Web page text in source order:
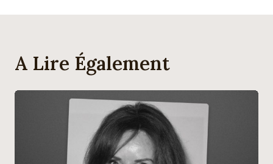
A Lire Également